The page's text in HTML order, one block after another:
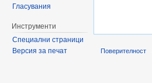
Гласувания
Инструменти
Специални страници
Версия за печат
Поверителност